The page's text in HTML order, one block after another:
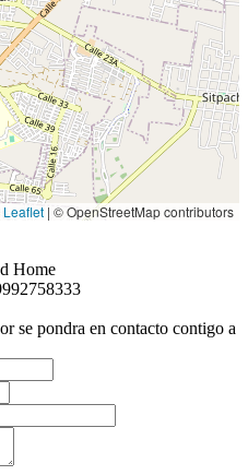
Leaflet | © OpenStreetMap contributors
Home
se pondra en contacto contigo a